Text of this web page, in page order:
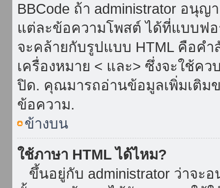
BBCode ถ้า administrator อนุ
แต่ละข้อความโพสต์ ได้ที่แบบฟ
จะคล้ายกับรูปแบบ HTML คือคำ
เครื่องหมาย < และ> ซึ่งจะใช้ค
ปิด. คุณมารถอ่านข้อมูลเพิ่มเติม
ข้อความ.
ข้างบน
ใช้ภาษา HTML ได้ไหม?
ขึ้นอยู่กับ administrator ว่าจะ